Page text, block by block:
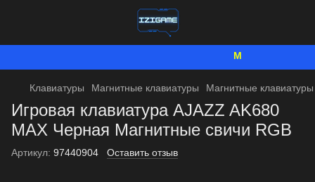
Мы работаем. Все
Клавиатуры Магнитные клавиатуры Магнитные
Игровая клавиатура AJAZZ AK680
MAX Черная Магнитные свичи RGB
Артикул: 97440904 Оставить отзыв